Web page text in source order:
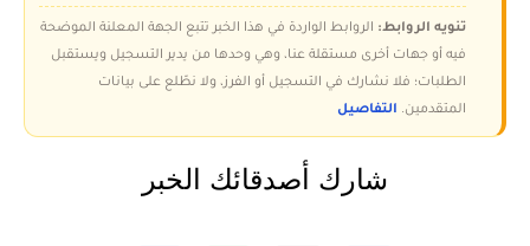
تنويه الروابط: الروابط الواردة في هذا الخبر تتبع الجهة المعلنة الموضحة
فيه أو جهات أخرى مستقلة عنا، وهي وحدها من يدير التسجيل ويستقبل
الطلبات؛ فلا نشارك في التسجيل أو الفرز، ولا نطّلع على بيانات
المتقدمين. التفاصيل
شارك أصدقائك الخبر